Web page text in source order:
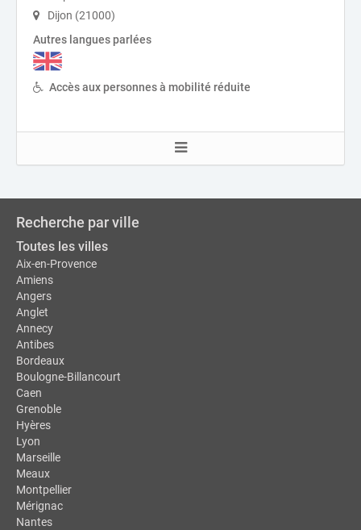
Dijon (21000)
Autres langues parlées
Accès aux personnes à mobilité réduite
Recherche par ville
Toutes les villes
Aix-en-Provence
Amiens
Angers
Anglet
Annecy
Antibes
Bordeaux
Boulogne-Billancourt
Caen
Grenoble
Hyères
Lyon
Marseille
Meaux
Montpellier
Mérignac
Nantes